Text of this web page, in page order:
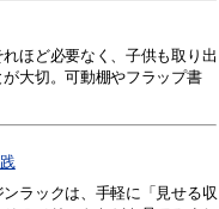
ほど必要なく、子供も取り出
大切。可動棚やフラップ書
ラックは、手軽に「見せる収